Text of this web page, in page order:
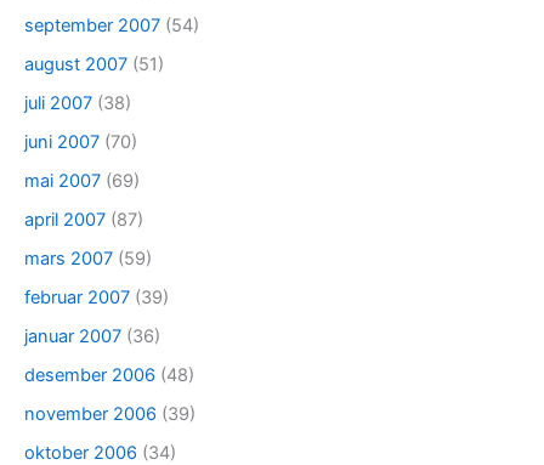
september 2007 (54)
august 2007 (51)
juli 2007 (38)
juni 2007 (70)
mai 2007 (69)
april 2007 (87)
mars 2007 (59)
februar 2007 (39)
januar 2007 (36)
desember 2006 (48)
november 2006 (39)
oktober 2006 (34)